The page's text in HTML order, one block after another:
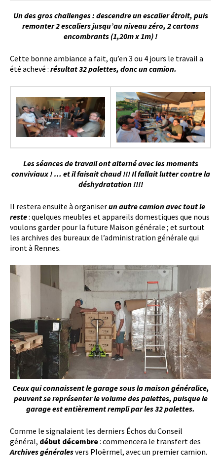
Un des gros challenges : descendre un escalier étroit, puis
remonter 2 escaliers jusqu’au niveau zéro, 2 cartons
encombrants (1,20m x 1m) !
Cette bonne ambiance a fait, qu’en 3 ou 4 jours le travail a
été achevé : résultat 32 palettes, donc un camion.
Les séances de travail ont alterné avec les moments
conviviaux ! … et il faisait chaud !!! Il fallait lutter contre la
déshydratation !!!!
Il restera ensuite à organiserun autre camion avec tout le
reste: quelques meubles et appareils domestiques que nous
voulons garder pour la future Maison générale ; et surtout
les archives des bureaux de l’administration générale qui
iront à Rennes.
Ceux qui connaissent le garage sous la maison généralice,
peuvent se représenter le volume des palettes, puisque le
garage est entièrement rempli par les 32 palettes.
Comme le signalaient les derniers Échos du Conseil
général, début décembre: commencera le transfert des
Archives généralesvers Ploërmel, avec un premier camion.